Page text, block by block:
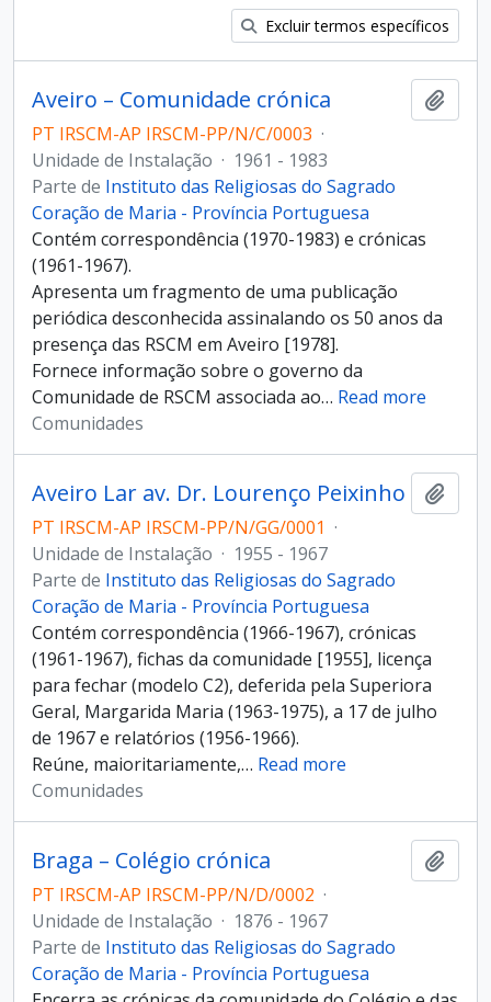
Excluir termos específicos
Aveiro – Comunidade crónica
PT IRSCM-AP IRSCM-PP/N/C/0003 ·
Unidade de Instalação · 1961 - 1983
Parte de Instituto das Religiosas do Sagrado
Coração de Maria - Província Portuguesa
Contém correspondência (1970-1983) e crónicas
(1961-1967).
Apresenta um fragmento de uma publicação
periódica desconhecida assinalando os 50 anos da
presença das RSCM em Aveiro [1978].
Fornece informação sobre o governo da
Comunidade de RSCM associada ao… Read more
Comunidades
Aveiro Lar av. Dr. Lourenço Peixinho
PT IRSCM-AP IRSCM-PP/N/GG/0001 ·
Unidade de Instalação · 1955 - 1967
Parte de Instituto das Religiosas do Sagrado
Coração de Maria - Província Portuguesa
Contém correspondência (1966-1967), crónicas
(1961-1967), fichas da comunidade [1955], licença
para fechar (modelo C2), deferida pela Superiora
Geral, Margarida Maria (1963-1975), a 17 de julho
de 1967 e relatórios (1956-1966).
Reúne, maioritariamente,… Read more
Comunidades
Braga – Colégio crónica
PT IRSCM-AP IRSCM-PP/N/D/0002 ·
Unidade de Instalação · 1876 - 1967
Parte de Instituto das Religiosas do Sagrado
Coração de Maria - Província Portuguesa